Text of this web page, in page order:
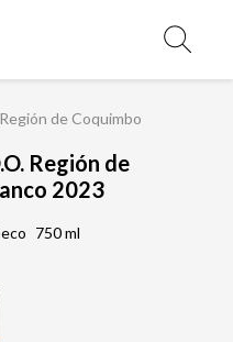
de Coquimbo
Región de
2023
750 ml